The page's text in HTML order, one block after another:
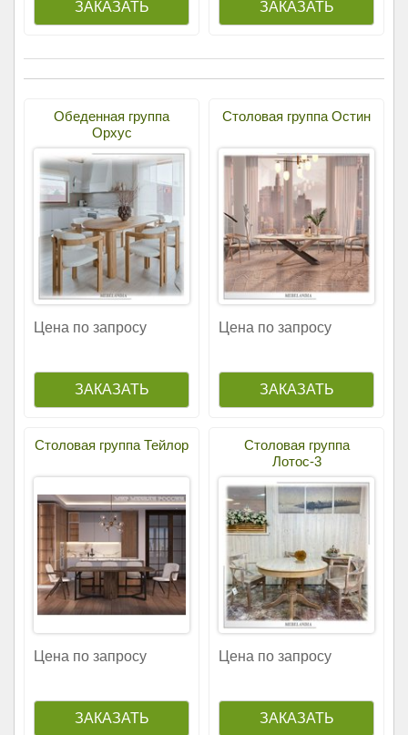
Обеденная группа
Орхус
Цена по запросу
Столовая группа Остин
Цена по запросу
Столовая группа Тейлор
Цена по запросу
Столовая группа
Лотос-3
Цена по запросу